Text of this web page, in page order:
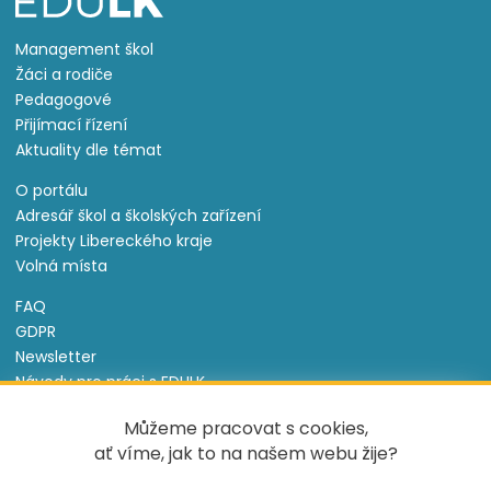
Můžeme pracovat s cookies,
ať víme, jak to na našem webu žije?
Management škol
Žáci a rodiče
Pedagogové
Přijímací řízení
Aktuality dle témat
O portálu
Adresář škol a školských zařízení
Projekty Libereckého kraje
Volná místa
FAQ
GDPR
Newsletter
Návody pro práci s EDULK
Nastavení cookies
Informace o souborech cookie